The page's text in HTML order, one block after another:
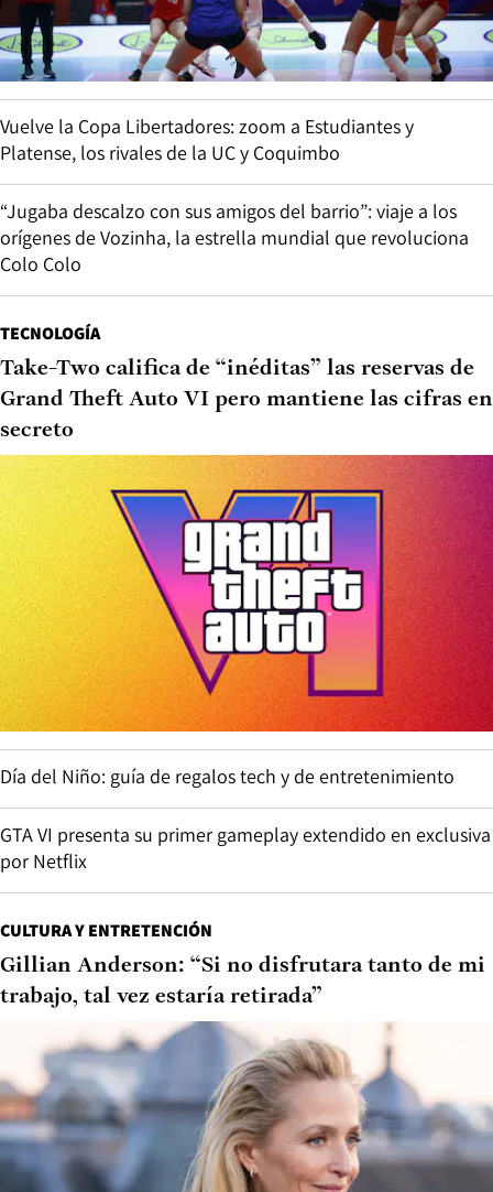
Vuelve la Copa Libertadores: zoom a Estudiantes y
Platense, los rivales de la UC y Coquimbo
“Jugaba descalzo con sus amigos del barrio”: viaje a los
orígenes de Vozinha, la estrella mundial que revoluciona
Colo Colo
TECNOLOGÍA
Take-Two califica de “inéditas” las reservas de
Grand Theft Auto VI pero mantiene las cifras en
secreto
Día del Niño: guía de regalos tech y de entretenimiento
GTA VI presenta su primer gameplay extendido en exclusiva
por Netflix
CULTURA Y ENTRETENCIÓN
Gillian Anderson: “Si no disfrutara tanto de mi
trabajo, tal vez estaría retirada”